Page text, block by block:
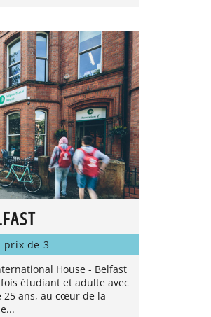
prix de 3
House - Belfast
étudiant et adulte avec
25 ans, au cœur de la